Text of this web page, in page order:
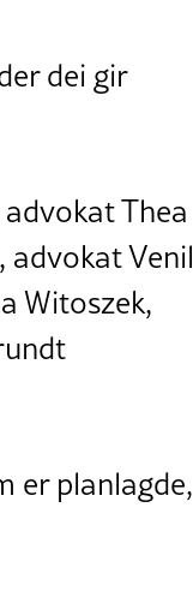
dei gir
Thea
advokat Venil
Witoszek,
er planlagde,